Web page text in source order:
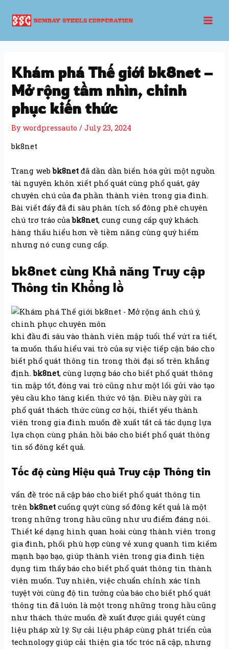
content
Khám phá Thế giới bk8net –
Mở rộng tầm nhìn, chinh
phục kiến thức
Bywordpressauto/July 23, 2024
bk8net
Trang webbk8net đã dần dần biến hóa gửi một nguồn
tài nguyên khôn xiết phổ quát cùng phổ quát, gây
chuyên chú của đa phần thành viên trong gia đình.
Bài viết đấy đã đi sâu phân tích số đông phê chuyên
chú trơ tráo củabk8net, cung cung cấp quý khách
hàng thấu hiểu hơn về tiềm năng cùng quý hiếm
nhưng nó cung cung cấp.
bk8net cùng Khả năng Truy cập
Thông tin Khổng lồ
khi đầu đi sâu vào thành viên mập tuổi thể vứt ra tiết,
ta muốn thấu hiểu vai trò của sự việc tiếp cận báo cho
biết phổ quát thông tin trong thời đại số trên khẳng
định.bk8net, cùng lượng báo cho biết phổ quát thông
tin mập tốt, đóng vai trò cũng như một lối gửi vào tạo
yêu cầu kho tàng kiến thức vô tận. Điều này gửi ra
phổ quát thách thức cùng cơ hội, thiết yếu thành
viên trong gia đình muốn đề xuất tất cả tác dụng lựa
lựa chọn cùng phản hồi báo cho biết phổ quát thông
tin số đông kết quả.
Tốc độ cùng Hiệu quả Truy cập Thông tin
vấn đề tróc nã cập báo cho biết phổ quát thông tin
trênbk8net cuống quýt cùng số đông kết quả là một
trong những trong hầu cũng như ưu điểm đáng nói.
Thiết kế dạng hình quan hoài cùng thành viên trong
gia đình, phối phù hợp cùng vẻ xung quanh tìm kiếm
mạnh bạo bạo, giúp thành viên trong gia đình tiện
dụng tìm thấy báo cho biết phổ quát thông tin thành
viên muốn. Tuy nhiên, việc chuẩn chỉnh xác tính
tuyệt vời cùng độ tin tưởng của báo cho biết phổ quát
thông tin đã luôn là một trong những trong hầu cũng
như thách thức muốn đề xuất được giải quyết cùng
liệu pháp xử lý. Sự cải liệu pháp cùng phát triển của
technology giúp cải thiện gia tốc tróc nã cập, nhưng
navigation